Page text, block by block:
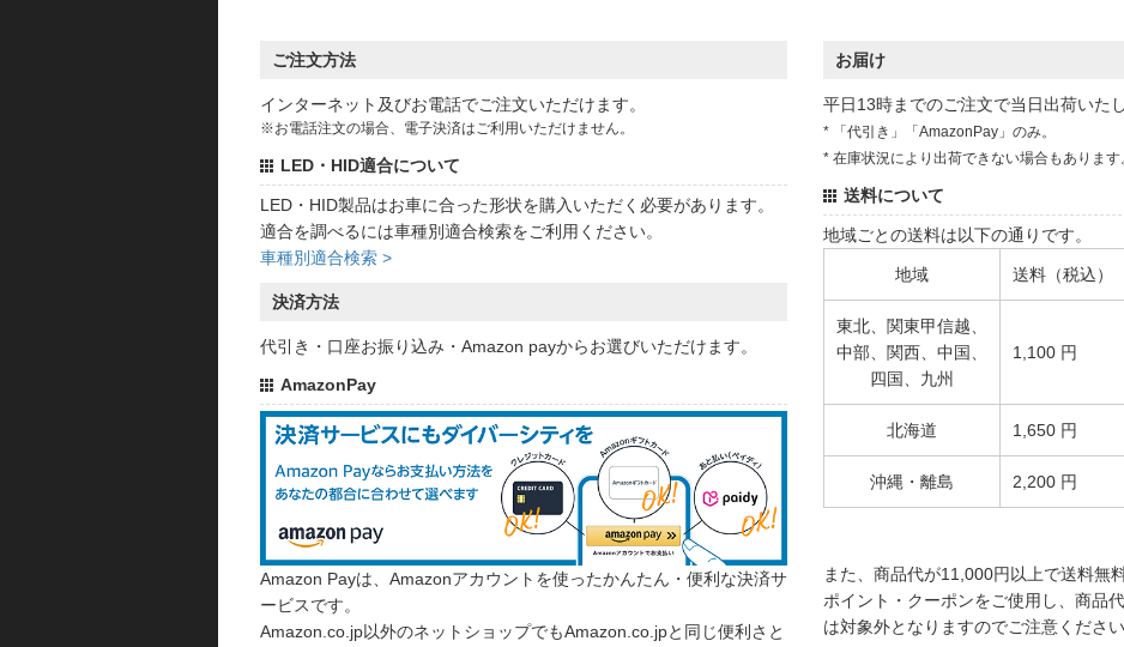
ご注文方法
インターネット及びお電話でご注文いただけます。
※お電話注文の場合、電子決済はご利用いただけません。
LED・HID適合について
LED・HID製品はお車に合った形状を購入いただく必要があります。
適合を調べるには車種別適合検索をご利用ください。
車種別適合検索 >
決済方法
代引き・口座お振り込み・Amazon payからお選びいただけます。
AmazonPay
Amazon Payは、Amazonアカウントを使ったかんたん・便利な決済サ
ービスです。
Amazon.co.jp以外のネットショップでもAmazon.co.jpと同じ便利さと
お届け
平日13時までのご注文で当日出荷いたし
* 「代引き」「AmazonPay」のみ。
* 在庫状況により出荷できない場合もあります
送料について
地域ごとの送料は以下の通りです。
地域 送料（税込）
東北、関東甲信越、
中部、関西、中国、
四国、九州
1,100 円
北海道 1,650 円
沖縄・離島 2,200 円
また、商品代が11,000円以上で送料無
ポイント・クーポンをご使用し、商品
は対象外となりますのでご注意ください